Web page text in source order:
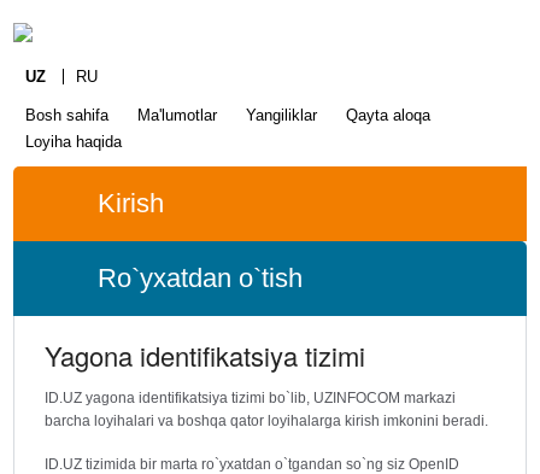
UZ RU
Bosh sahifa Ma'lumotlar Yangiliklar
Qayta aloqa
Loyiha haqida
Kirish
Ro`yxatdan o`tish
Yagona identifikatsiya tizimi
ID.UZ yagona identifikatsiya tizimi bo`lib, UZINFOCOM markazi
barcha loyihalari va boshqa qator loyihalarga kirish imkonini beradi.
ID.UZ tizimida bir marta ro`yxatdan o`tgandan so`ng siz OpenID